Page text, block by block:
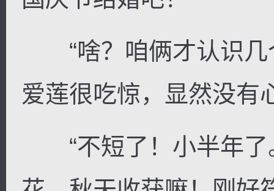
“啥？咱俩才认识几
爱莲很吃惊，显然没有
“不短了！小半年了